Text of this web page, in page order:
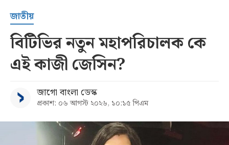
জাতীয়
বিটিভির নতুন মহাপরিচালক কে
এই কাজী জেসিন?
জাগো বাংলা ডেস্ক
প্রকাশ: ০৬ আগস্ট ২০২৬, ১০:১৫ পিএম